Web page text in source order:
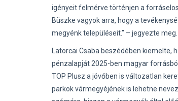
igényeit felmérve történjen a
Büszke vagyok arra, hogy a
megyénk településeit.” – jegyezte meg.
Latorcai Csaba beszédében kiemelte,
pénzalapját 2025-ben magyar
TOP Plusz a jövőben is változatlan
parkok vármegyéjének is lehetne